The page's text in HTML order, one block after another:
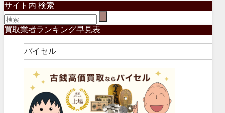
サイト内 検索
買取業者ランキング早見表
バイセル